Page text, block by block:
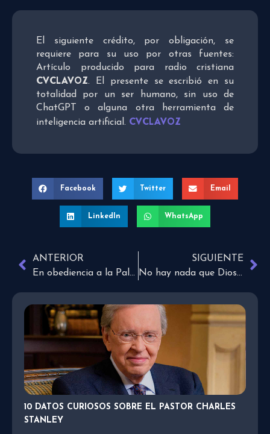
El siguiente crédito, por obligación, se
requiere para su uso por otras fuentes:
Artículo producido para radio cristiana
CVCLAVOZ. El presente se escribió en su
totalidad por un ser humano, sin uso de
ChatGPT o alguna otra herramienta de
inteligencia artificial. CVCLAVOZ
Facebook Twitter Email
LinkedIn WhatsApp
ANTERIOR
En obediencia a la Palabra
SIGUIENTE
No hay nada que Dios no pueda resolver
10 DATOS CURIOSOS SOBRE EL PASTOR CHARLES
STANLEY